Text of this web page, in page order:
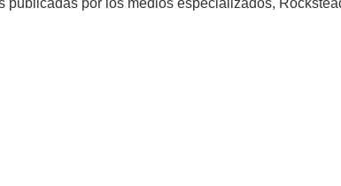
publicadas por los medios especializados,